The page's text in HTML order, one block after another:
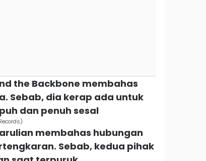
the Backbone membahas
Sebab, dia kerap ada untuk
dan penuh sesal
membahas hubungan
Sebab, kedua pihak